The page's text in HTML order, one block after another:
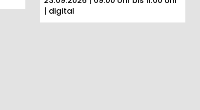
| digital